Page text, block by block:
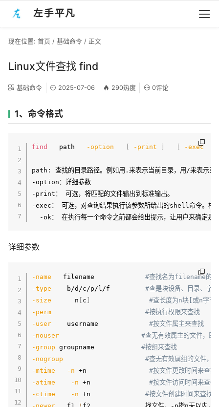
左手平凡
现在位置: 首页 / 基础命令 / 正文
Linux文件查找 find
基础命令 2025-07-06 290热度 0评论
1、命令格式
find
   path
-option -print -exec
path: 查找的目录路径。例如用.来表示当前目录，用/来表示系
-option：详细参数
-print： 可选，将匹配的文件输出到标准输出。
-exec： 可选，对查询结果执行该参数所给出的shell命令。相
详细参数
-name
   filename
#查找名为filename的
-type
    b/d/c/p/l/f
#查是块设备、目录、字
-size
      n
[ c ]
#查长度为n块[或n字节
-perm
#按执行权限来查找
-user
    username
#按文件属主来查找
-nouser
#查无有效属主的文件，
-group groupname #按组来查找
-nogroup
#查无有效属组的文件
-mtime
-n +n #按文件更改时间来查
-atime
-n +n #按文件访问时间来查
-ctime
-n +n #按文件创建时间来查找